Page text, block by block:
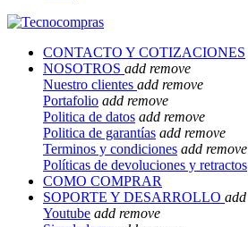
CONTACTO Y COTIZACIONES
NOSOTROS add remove
Nuestro clientes add remove
Portafolio add remove
Politica de datos add remove
Politica de garantías add remove
Terminos y condiciones add remove
Políticas de devoluciones y retractos
COMO COMPRAR
SOPORTE Y DESARROLLO add
Youtube add remove